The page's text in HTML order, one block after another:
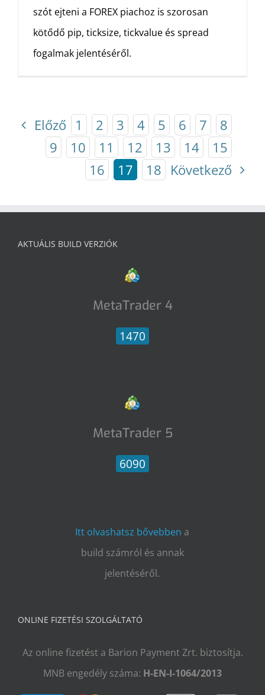
szót ejteni a FOREX piachoz is szorosan
kötődő pip, ticksize, tickvalue és spread
fogalmak jelentéséről.
Előző 1 2 3 4 5 6 7
8
9
10 11 12 13 14
15
16
17 18 Következő
AKTUÁLIS BUILD VERZIÓK
MetaTrader 4
1470
MetaTrader 5
6090
Itt olvashatsz bővebben a
build számról és annak
jelentéséről.
ONLINE FIZETÉSI SZOLGÁLTATÓ
Az online fizetést a Barion Payment Zrt. biztosítja.
MNB engedély száma: H-EN-I-1064/2013